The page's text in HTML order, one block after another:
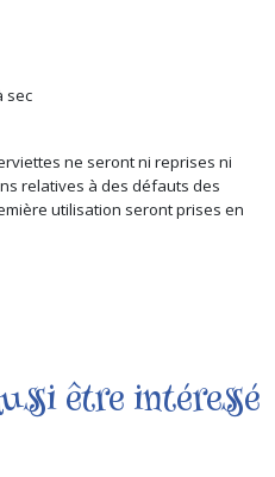
sec
ne seront ni reprises ni
relatives à des défauts des
utilisation seront prises en
être intéressé